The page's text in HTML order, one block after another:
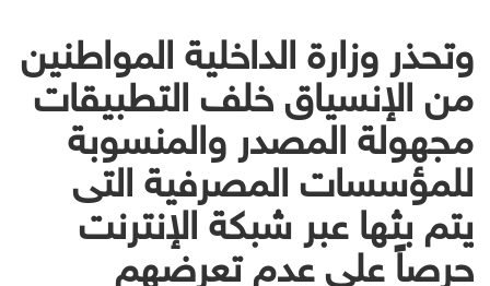
وتحذر وزارة الداخلية المواطنين
من الإنسياق خلف التطبيقات
مجهولة المصدر والمنسوبة
للمؤسسات المصرفية التى
يتم بثها عبر شبكة الإنترنت
حرصاً على عدم تعرضهم